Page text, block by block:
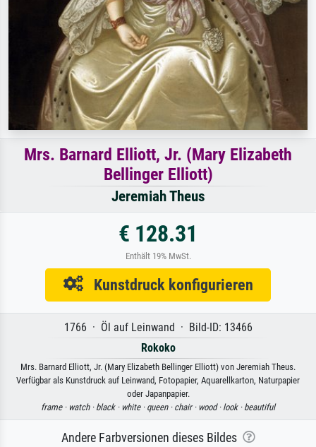
Mrs. Barnard Elliott, Jr. (Mary Elizabeth
Bellinger Elliott)
Jeremiah Theus
€ 128.31
Enthält 19% MwSt.
Kunstdruck konfigurieren
1766 · Öl auf Leinwand · Bild-ID: 13466
Rokoko
Mrs. Barnard Elliott, Jr. (Mary Elizabeth Bellinger Elliott) von Jeremiah Theus.
Verfügbar als Kunstdruck auf Leinwand, Fotopapier, Aquarellkarton, Naturpapier
oder Japanpapier.
frame · watch · black · white · queen · chair · wood · look · beautiful
Andere Farbversionen dieses Bildes